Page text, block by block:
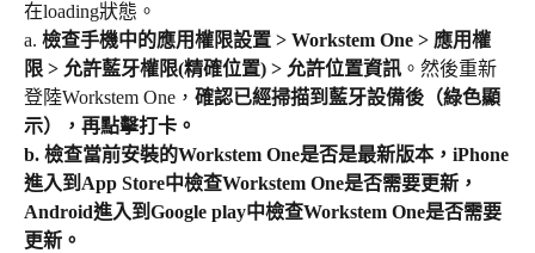
在loading狀態。
a. 檢查手機中的應用權限設置 > Workstem One > 應用權
限 > 允許藍牙權限(精確位置) > 允許位置資訊 。然後重新
登陸Workstem One， 確認已經掃描到藍牙設備後（綠色顯
示），再點擊打卡。
b. 檢查當前安裝的Workstem One是否是最新版本，iPhone
進入到App Store中檢查Workstem One是否需要更新，
Android進入到Google play中檢查Workstem One是否需要
更新。